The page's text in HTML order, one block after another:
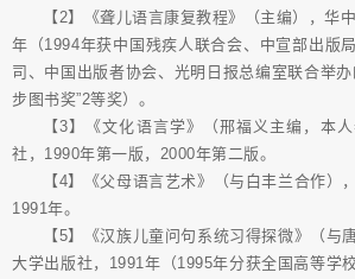
【2】《聋儿语言康复教程》（主编），华
年（1994年获中国残疾人联合会、中宣部出版
司、中国出版者协会、光明日报总编室联合举
步图书奖”2等奖）。
【3】《文化语言学》（邢福义主编，本
社，1990年第一版，2000年第二版。
【4】《父母语言艺术》（与白丰兰合作）
1991年。
【5】《汉族儿童问句系统习得探微》（与
大学出版社，1991年（1995年分获全国高等学